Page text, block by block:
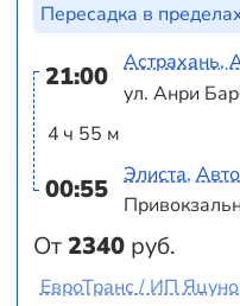
Пересадка в
21:00
4 ч 55 м
00:55
От2340 руб.
Астрахань,
ул. Анри
Элиста,
ЕвроТранс / ИП